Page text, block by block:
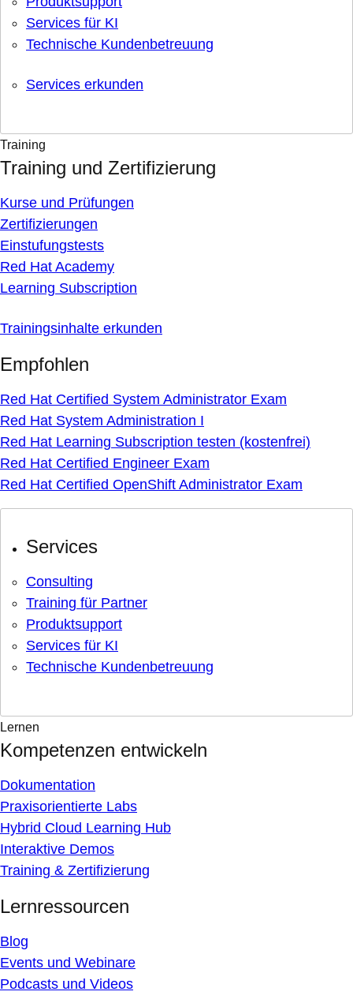
Services für KI
Technische Kundenbetreuung
Services erkunden
Training
Training und Zertifizierung
Kurse und Prüfungen
Zertifizierungen
Einstufungstests
Red Hat Academy
Learning Subscription
Trainingsinhalte erkunden
Empfohlen
Red Hat Certified System Administrator Exam
Red Hat System Administration I
Red Hat Learning Subscription testen (kostenfrei)
Red Hat Certified Engineer Exam
Red Hat Certified OpenShift Administrator Exam
Services
Consulting
Training für Partner
Produktsupport
Services für KI
Technische Kundenbetreuung
Lernen
Kompetenzen entwickeln
Dokumentation
Praxisorientierte Labs
Hybrid Cloud Learning Hub
Interaktive Demos
Training & Zertifizierung
Lernressourcen
Blog
Events und Webinare
Podcasts und Videos